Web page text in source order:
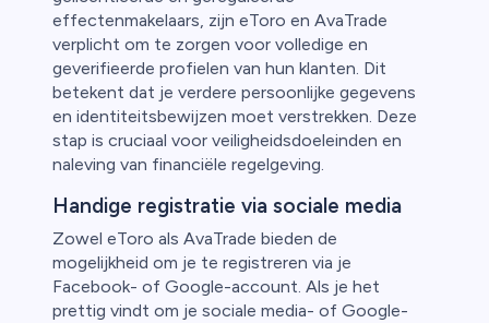
effectenmakelaars, zijn eToro en AvaTrade
verplicht om te zorgen voor volledige en
geverifieerde profielen van hun klanten. Dit
betekent dat je verdere persoonlijke gegevens
en identiteitsbewijzen moet verstrekken. Deze
stap is cruciaal voor veiligheidsdoeleinden en
naleving van financiële regelgeving.
Handige registratie via sociale media
Zowel eToro als AvaTrade bieden de
mogelijkheid om je te registreren via je
Facebook- of Google-account. Als je het
prettig vindt om je sociale media- of Google-